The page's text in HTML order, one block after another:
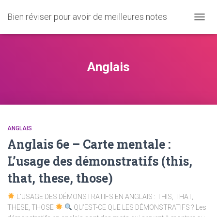
Bien réviser pour avoir de meilleures notes
LA
Anglais
ANGLAIS
Anglais 6e – Carte mentale :
L’usage des démonstratifs (this,
that, these, those)
L’USAGE DES DÉMONSTRATIFS EN ANGLAIS : THIS, THAT,
THESE, THOSE
QU’EST-CE QUE LES DÉMONSTRATIFS ? Les